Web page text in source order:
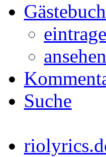
Gästebuch
ansehen
Suche